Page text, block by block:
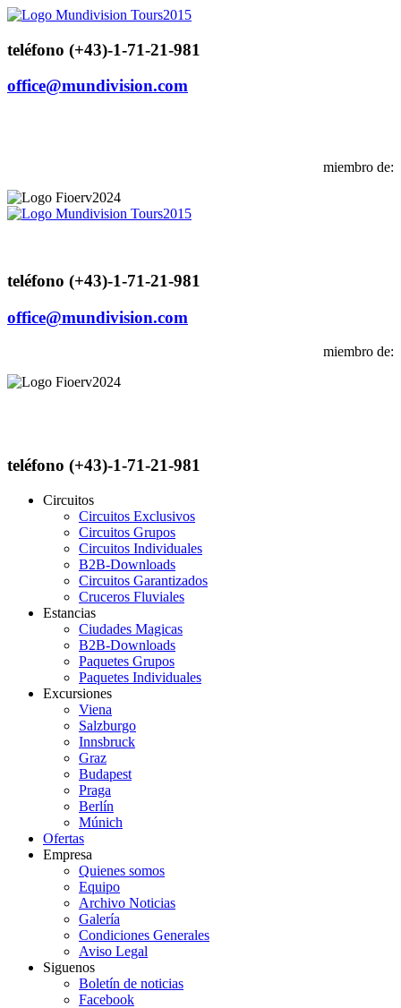
teléfono (+43)-1-71-21-981
office@mundivision.com
miembro de:
teléfono (+43)-1-71-21-981
office@mundivision.com
miembro de:
teléfono (+43)-1-71-21-981
Circuitos
Circuitos Exclusivos
Circuitos Grupos
Circuitos Individuales
B2B-Downloads
Circuitos Garantizados
Cruceros Fluviales
Estancias
Ciudades Magicas
B2B-Downloads
Paquetes Grupos
Paquetes Individuales
Excursiones
Viena
Salzburgo
Innsbruck
Graz
Budapest
Praga
Berlín
Múnich
Ofertas
Empresa
Quienes somos
Equipo
Archivo Noticias
Galería
Condiciones Generales
Aviso Legal
Siguenos
Boletín de noticias
Facebook